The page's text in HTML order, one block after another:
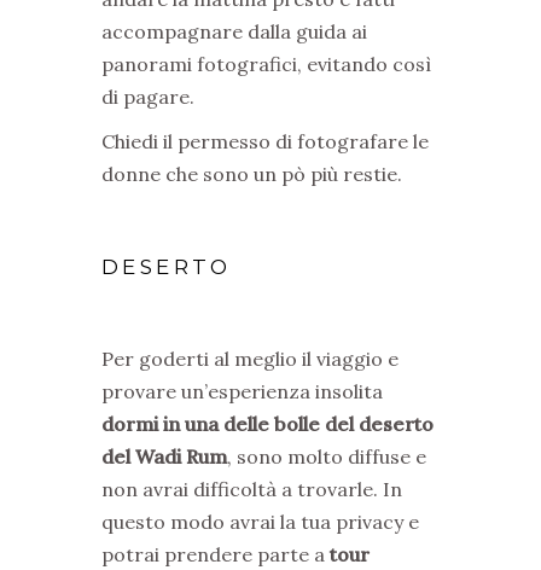
accompagnare dalla guida ai
panorami fotografici, evitando così
di pagare.
Chiedi il permesso di fotografare le
donne che sono un pò più restie.
DESERTO
Per goderti al meglio il viaggio e
provare un’esperienza insolita
dormi in una delle bolle del deserto
del Wadi Rum, sono molto diffuse e
non avrai difficoltà a trovarle. In
questo modo avrai la tua privacy e
potrai prendere parte a tour